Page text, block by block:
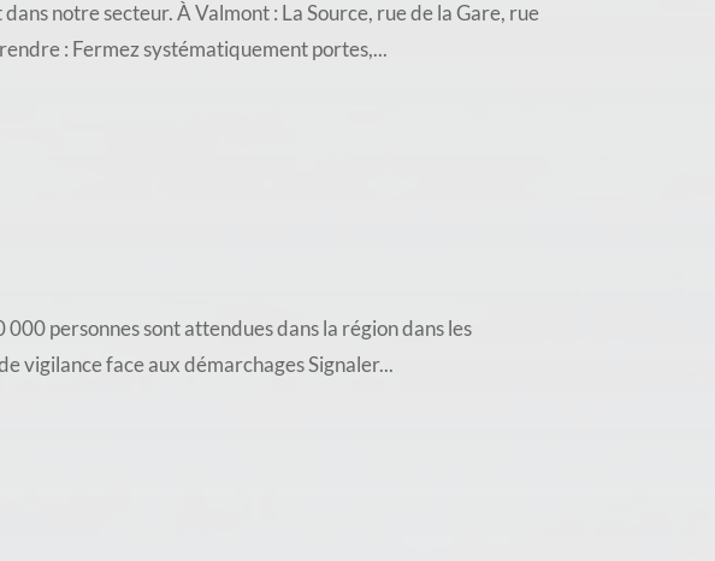
notre secteur. À Valmont : La Source, rue de la Gare, rue
: Fermez systématiquement portes,...
personnes sont attendues dans la région dans les
vigilance face aux démarchages Signaler...